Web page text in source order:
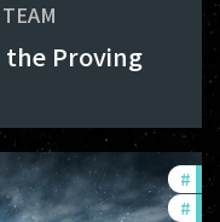
Proving
#
#